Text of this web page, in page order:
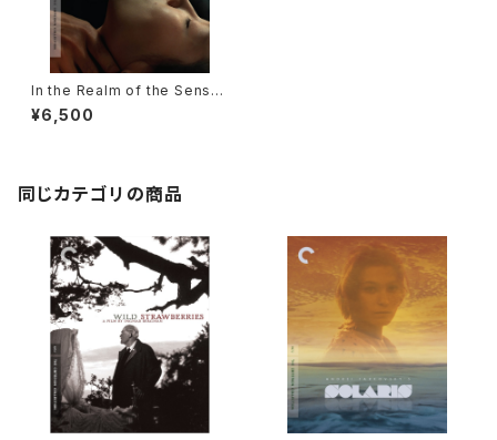
In the Realm of the Sense
s (Criterion Collection) [Bl
u-ray] / 愛のコリーダ
¥6,500
同じカテゴリの商品